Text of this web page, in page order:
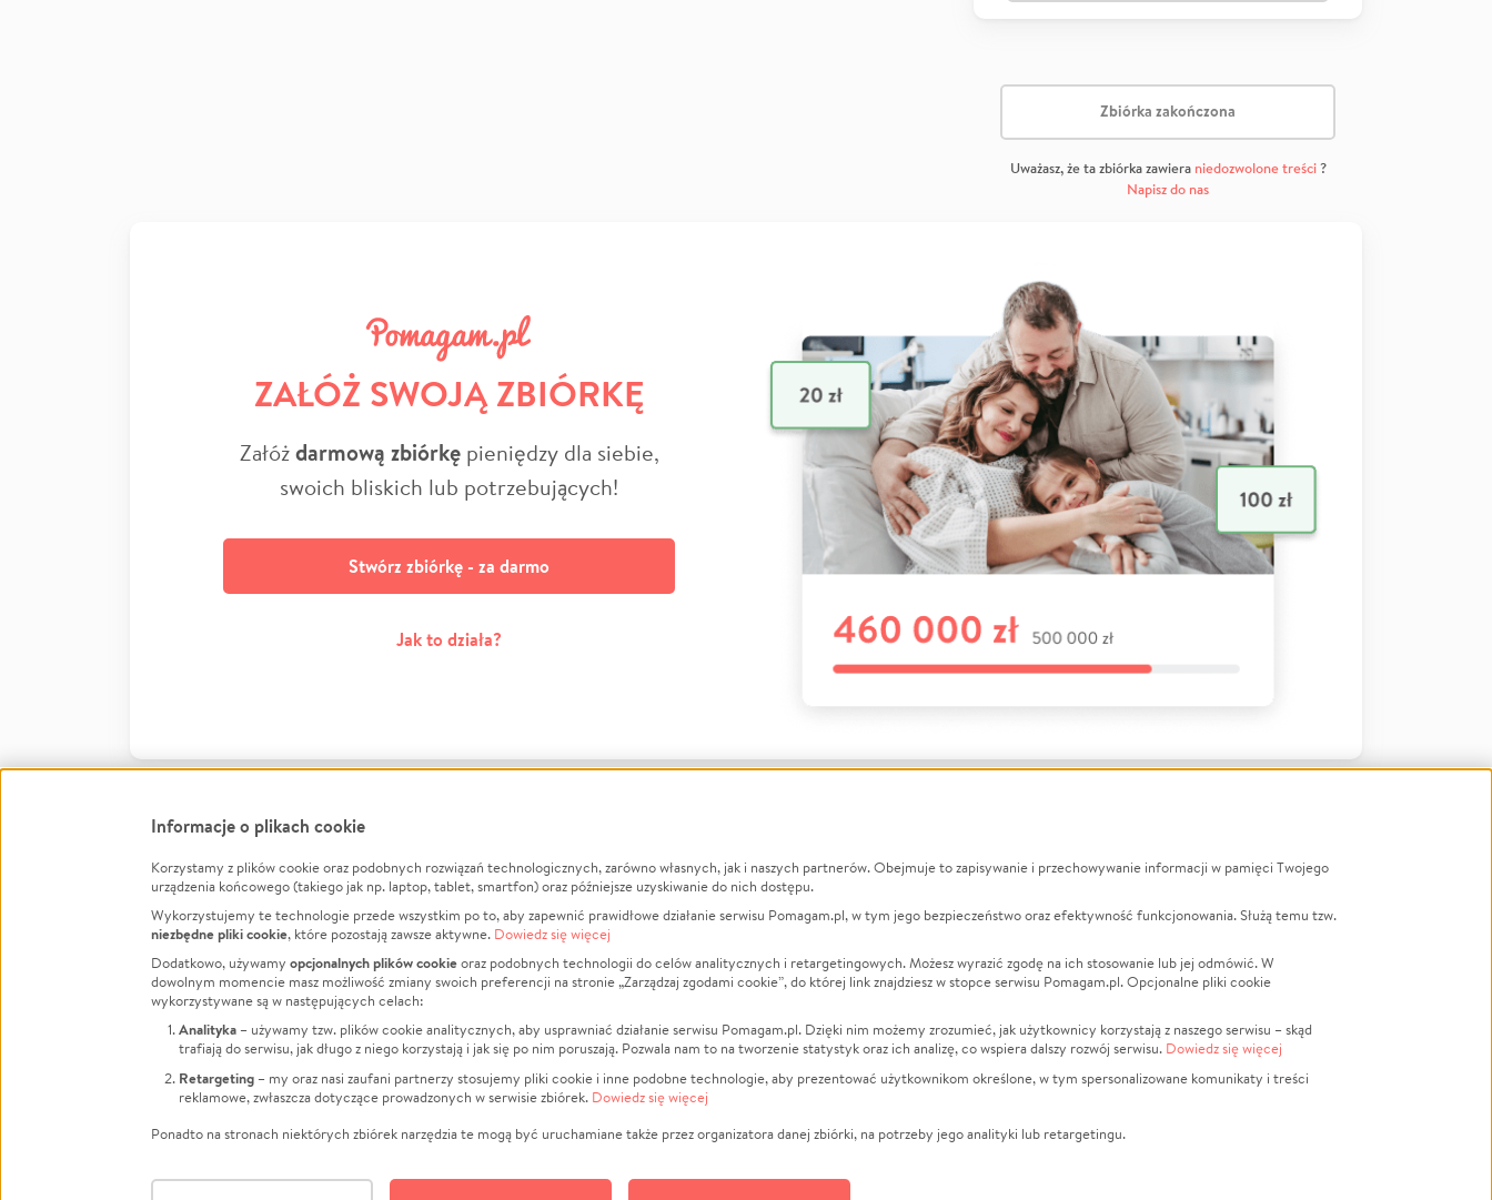
Zbiórka zakończona
Uważasz, że ta zbiórka zawiera niedozwolone treści?
Napisz do nas
ZAŁÓŻ SWOJĄ ZBIÓRKĘ
Załóżdarmową zbiórkępieniędzy dla siebie,
swoich bliskich lub potrzebujących!
Stwórz zbiórkę - za darmo
Jak to działa?
FacebookTwitter Instagram
LinkedInTikTok Youtube
Informacje
Jak to działa?
Regulamin
Polityka Prywatności
Kontakt
Porównanie serwisów
Polityka plików cookie
Zarządzaj zgodami cookie
O nas
Opinie
Raporty
Za darmo
Dla NGO
Fundacja Pomagam.pl
Zbieraj na
Leczenie
Zwierzęta
Pożar
Sport
Pomoc Finansowa
Pogrzeb
LGBTQ+
Powódź
Wichura
Religia
Edukacja
Informacje o plikach cookie
Korzystamy z plików cookie oraz podobnych rozwiązań technologicznych, zarówno własnych, jak i naszych partnerów. Obejmuje to zapisywanie i przechowywanie informacji w pamięci Twojego
urządzenia końcowego (takiego jak np. laptop, tablet, smartfon) oraz późniejsze uzyskiwanie do nich dostępu.
Wykorzystujemy te technologie przede wszystkim po to, aby zapewnić prawidłowe działanie serwisu Pomagam.pl, w tym jego bezpieczeństwo oraz efektywność funkcjonowania. Służą temu tzw.
niezbędne pliki cookie, które pozostają zawsze aktywne. Dowiedz się więcej
Dodatkowo, używamy opcjonalnych plików cookieoraz podobnych technologii do celów analitycznych i retargetingowych. Możesz wyrazić zgodę na ich stosowanie lub jej odmówić. W
dowolnym momencie masz możliwość zmiany swoich preferencji na stronie „Zarządzaj zgodami cookie”, do której link znajdziesz w stopce serwisu Pomagam.pl. Opcjonalne pliki cookie
wykorzystywane są w następujących celach:
Analityka – używamy tzw. plików cookie analitycznych, aby usprawniać działanie serwisu Pomagam.pl. Dzięki nim możemy zrozumieć, jak użytkownicy korzystają z naszego serwisu – skąd
trafiają do serwisu, jak długo z niego korzystają i jak się po nim poruszają. Pozwala nam to na tworzenie statystyk oraz ich analizę, co wspiera dalszy rozwój serwisu. Dowiedz się więcej
Retargeting – my oraz nasi zaufani partnerzy stosujemy pliki cookie i inne podobne technologie, aby prezentować użytkownikom określone, w tym spersonalizowane komunikaty i treści
reklamowe, zwłaszcza dotyczące prowadzonych w serwisie zbiórek. Dowiedz się więcej
Ponadto na stronach niektórych zbiórek narzędzia te mogą być uruchamiane także przez organizatora danej zbiórki, na potrzeby jego analityki lub retargetingu.